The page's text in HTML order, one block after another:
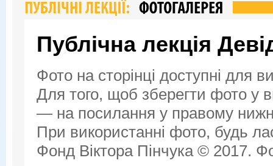
Публічна лекція
Фото на сторінці доступні для
Для того, щоб зберегти фото у
— на посилання у правому
При використанні фото, будь
Фонд Віктора Пінчука © 2017.